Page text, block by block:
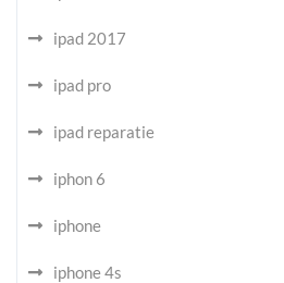
ipad 2017
ipad pro
ipad reparatie
iphon 6
iphone
iphone 4s